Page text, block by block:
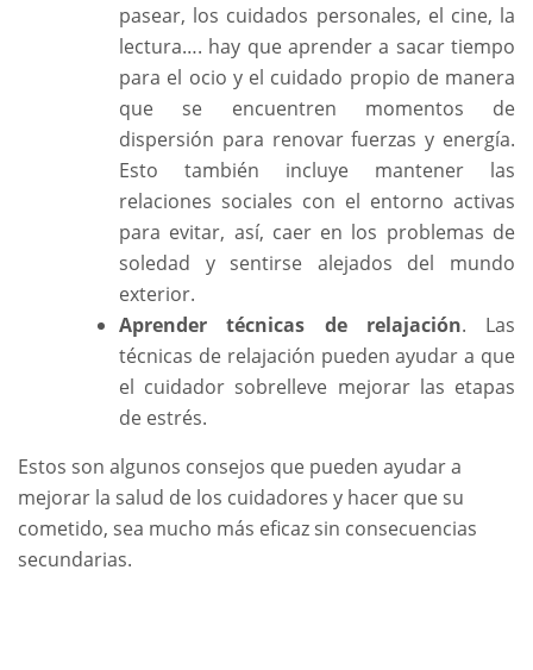
pasear, los cuidados personales, el cine, la
lectura…. hay que aprender a sacar tiempo
para el ocio y el cuidado propio de manera
que se encuentren momentos de
dispersión para renovar fuerzas y energía.
Esto también incluye mantener las
relaciones sociales con el entorno activas
para evitar, así, caer en los problemas de
soledad y sentirse alejados del mundo
exterior.
Aprender técnicas de relajación. Las
técnicas de relajación pueden ayudar a que
el cuidador sobrelleve mejorar las etapas
de estrés.
Estos son algunos consejos que pueden ayudar a
mejorar la salud de los cuidadores y hacer que su
cometido, sea mucho más eficaz sin consecuencias
secundarias.